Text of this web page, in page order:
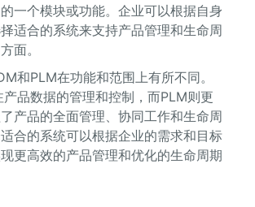
一个模块或功能。企业可以根据自身
适合的系统来支持产品管理和生命周
面。
和PLM在功能和范围上有所不同。
品数据的管理和控制，而PLM则更
产品的全面管理、协同工作和生命周
合的系统可以根据企业的需求和目标
更高效的产品管理和优化的生命周期